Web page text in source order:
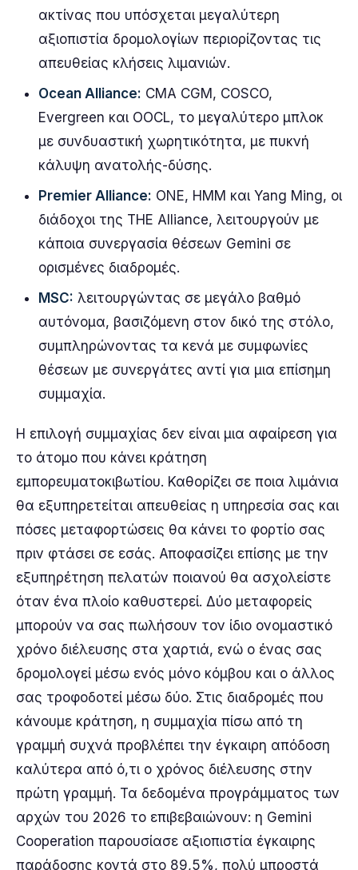
ακτίνας που υπόσχεται μεγαλύτερη
αξιοπιστία δρομολογίων περιορίζοντας τις
απευθείας κλήσεις λιμανιών.
Ocean Alliance: CMA CGM, COSCO,
Evergreen και OOCL, το μεγαλύτερο μπλοκ
με συνδυαστική χωρητικότητα, με πυκνή
κάλυψη ανατολής-δύσης.
Premier Alliance: ONE, HMM και Yang Ming, οι
διάδοχοι της THE Alliance, λειτουργούν με
κάποια συνεργασία θέσεων Gemini σε
ορισμένες διαδρομές.
MSC: λειτουργώντας σε μεγάλο βαθμό
αυτόνομα, βασιζόμενη στον δικό της στόλο,
συμπληρώνοντας τα κενά με συμφωνίες
θέσεων με συνεργάτες αντί για μια επίσημη
συμμαχία.
Η επιλογή συμμαχίας δεν είναι μια αφαίρεση για
το άτομο που κάνει κράτηση
εμπορευματοκιβωτίου. Καθορίζει σε ποια λιμάνια
θα εξυπηρετείται απευθείας η υπηρεσία σας και
πόσες μεταφορτώσεις θα κάνει το φορτίο σας
πριν φτάσει σε εσάς. Αποφασίζει επίσης με την
εξυπηρέτηση πελατών ποιανού θα ασχολείστε
όταν ένα πλοίο καθυστερεί. Δύο μεταφορείς
μπορούν να σας πωλήσουν τον ίδιο ονομαστικό
χρόνο διέλευσης στα χαρτιά, ενώ ο ένας σας
δρομολογεί μέσω ενός μόνο κόμβου και ο άλλος
σας τροφοδοτεί μέσω δύο. Στις διαδρομές που
κάνουμε κράτηση, η συμμαχία πίσω από τη
γραμμή συχνά προβλέπει την έγκαιρη απόδοση
καλύτερα από ό,τι ο χρόνος διέλευσης στην
πρώτη γραμμή. Τα δεδομένα προγράμματος των
αρχών του 2026 το επιβεβαιώνουν: η Gemini
Cooperation παρουσίασε αξιοπιστία έγκαιρης
παράδοσης κοντά στο 89,5%, πολύ μπροστά